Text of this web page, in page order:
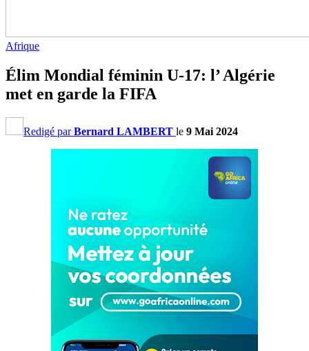
Afrique
Élim Mondial féminin U-17: l’ Algérie
met en garde la FIFA
Redigé parBernard LAMBERT le 9 Mai 2024